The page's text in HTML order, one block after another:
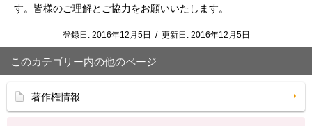
す。 皆様のご理解とご協力をお願いいたします。
登録日: 2016年12月5日 / 更新日: 2016年12月5日
このカテゴリー内の他のページ
著作権情報